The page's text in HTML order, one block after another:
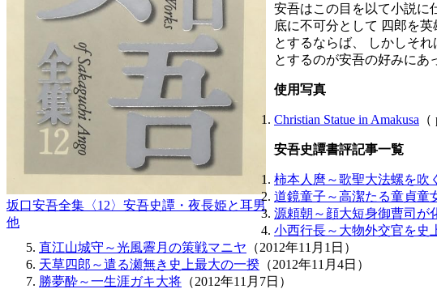
坂口安吾全集〈12〉安吾史譚・夜長姫と耳男
他
安吾はこの目を以て小説に
底に不可分として 四郎を
とするならば、 しかしそ
とするのが安吾の好みにあ
使用写真
Christian Statue in Amakusa
安吾史譚書評記事一覧
柿本人麿～歌聖大法螺を吹く
道鏡童子～高潔たる童貞童
源頼朝～顔大短身御曹司が
小西行長～大物外交官を史
直江山城守～光風霽月の策戦マニヤ （2012年11月1日）
天草四郎～遣る瀬無き史上最大の一揆 （2012年11月4日）
勝夢酔～一生涯ガキ大将 （2012年11月7日）